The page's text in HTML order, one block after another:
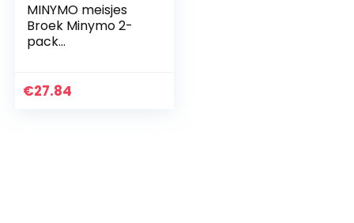
MINYMO meisjes
Broek Minymo 2-
pack
meisjes
€27.84